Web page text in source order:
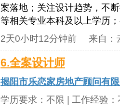
案落地；关注设计趋势，不
等相关专业本科及以上学历
2天0小时12分钟前 来自：
6.全案设计师
揭阳市乐恋家房地产顾问有
学历要求： 不限 | 工作经验：